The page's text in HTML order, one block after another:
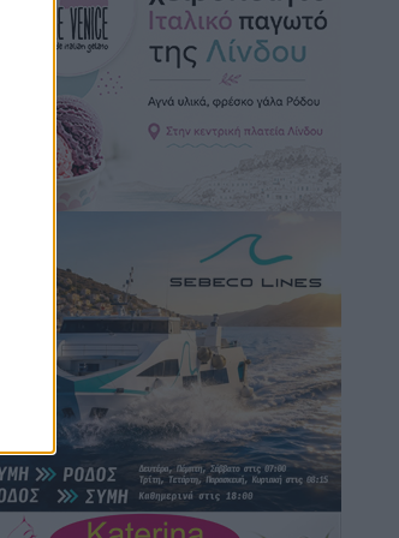
“Η Ευρώπη αντιμετώπιζε το
προσφυγικό σαν ταινία τρόμου” – Η
συγκλονιστική μαρτυρία της Χαρούλας
Γιασιράνη στον RV για τα γεγονότα που
οδήγησαν στο Σύμφωνο της Λέρου
Τοπικές Ειδήσεις
Πολιτιστικά πριν 2 ώρες
Έκτακτη συνεδρίαση της Δημοτικής
Επιτροπής Ρόδου αύριο Παρασκευή 7
Αυγούστου
Τοπικές Ειδήσεις• πριν 2 ώρες
ΑΕΡΑ: Δεν σταματάει να ενισχύεται,
νέο απόκτημα ο Μητρόπουλος